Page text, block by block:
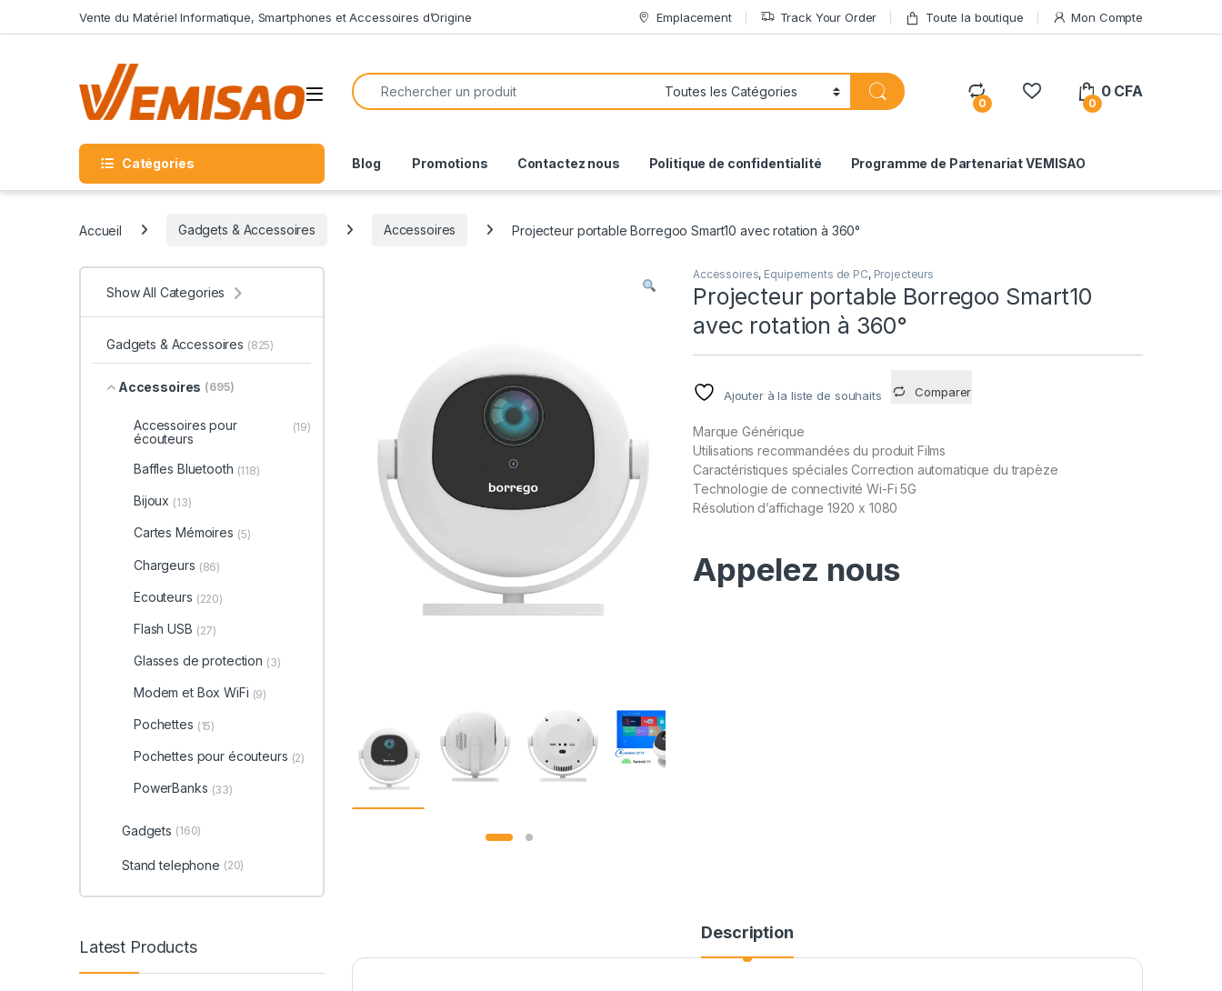
Vente du Matériel Informatique, Smartphones et Accessoires d’Origine Emplacement Track Your Order Toute la boutique Mon Compte
Open
Search for:
0 0
0 CFA
Catégories Blog Promotions Contactez nous Politique de confidentialité Programme de Partenariat VEMISAO
Accueil Gadgets & Accessoires Accessoires Projecteur portable Borregoo Smart10 avec rotation à 360°
Accessoires, Equipements de PC, Projecteurs
Projecteur portable Borregoo Smart10
avec rotation à 360°
Ajouter à la liste de souhaits Comparer
Marque Générique
Utilisations recommandées du produit Films
Caractéristiques spéciales Correction automatique du trapèze
Technologie de connectivité Wi-Fi 5G
Résolution d’affichage 1920 x 1080
Appelez nous
Description
Show All Categories
Gadgets & Accessoires (825)
Accessoires (695)
Accessoires pour
écouteurs
(19)
Baffles Bluetooth (118)
Bijoux (13)
Cartes Mémoires (5)
Chargeurs (86)
Ecouteurs (220)
Flash USB (27)
Glasses de protection (3)
Modem et Box WiFi (9)
Pochettes (15)
Pochettes pour écouteurs (2)
PowerBanks (33)
Gadgets (160)
Stand telephone (20)
Latest Products